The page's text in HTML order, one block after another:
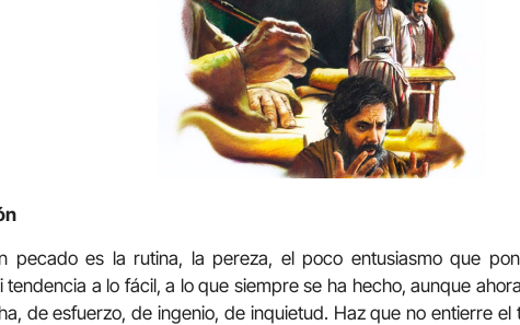
pecado es la rutina, la pereza, el poco entusiasmo que
a lo fácil, a lo que siempre se ha hecho, aunque
de esfuerzo, de ingenio, de inquietud. Haz que no entierre